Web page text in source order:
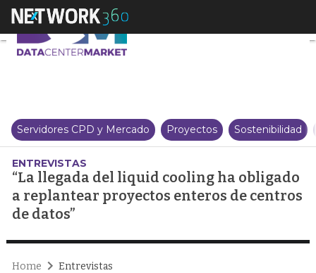
“La llegada del liquid cooling
Servidores CPD y Mercado Proyectos Sostenibilidad
ENTREVISTAS
“La llegada del liquid cooling ha obligado
a replantear proyectos enteros de centros
de datos”
Home Entrevistas